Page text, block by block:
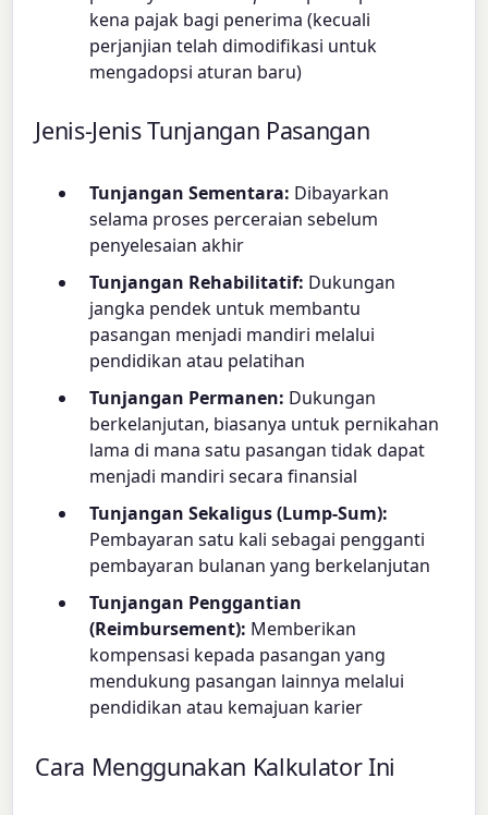
kena pajak bagi penerima (kecuali
perjanjian telah dimodifikasi untuk
mengadopsi aturan baru)
Jenis-Jenis Tunjangan Pasangan
Tunjangan Sementara: Dibayarkan
selama proses perceraian sebelum
penyelesaian akhir
Tunjangan Rehabilitatif: Dukungan
jangka pendek untuk membantu
pasangan menjadi mandiri melalui
pendidikan atau pelatihan
Tunjangan Permanen: Dukungan
berkelanjutan, biasanya untuk pernikahan
lama di mana satu pasangan tidak dapat
menjadi mandiri secara finansial
Tunjangan Sekaligus (Lump-Sum):
Pembayaran satu kali sebagai pengganti
pembayaran bulanan yang berkelanjutan
Tunjangan Penggantian
(Reimbursement): Memberikan
kompensasi kepada pasangan yang
mendukung pasangan lainnya melalui
pendidikan atau kemajuan karier
Cara Menggunakan Kalkulator Ini